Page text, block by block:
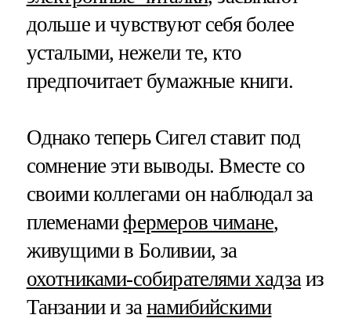
дольше и чувствуют себя более
усталыми, нежели те, кто
предпочитает бумажные книги.
Однако теперь Сигел ставит под
сомнение эти выводы. Вместе со
своими коллегами он наблюдал за
племенами фермеров чимане,
живущими в Боливии, за
охотниками-собирателями хадза из
Танзании и занамибийскими